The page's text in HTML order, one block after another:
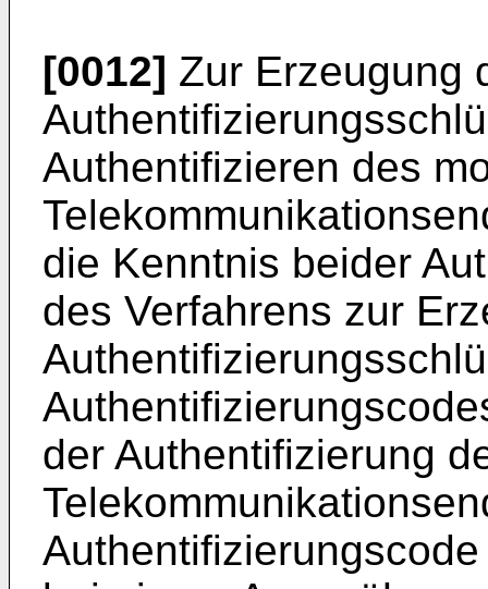
[0012] Zur Erzeugung
Authentifizieren des
die Kenntnis beider
des Verfahrens zur
der Authentifizierung